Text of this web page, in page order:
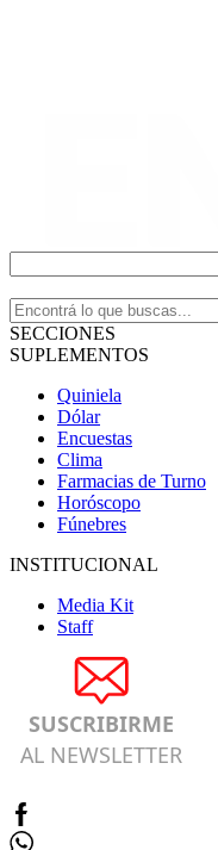
SECCIONES
SUPLEMENTOS
Quiniela
Dólar
Encuestas
Clima
Farmacias de Turno
Horóscopo
Fúnebres
INSTITUCIONAL
Media Kit
Staff
SUSCRIBIRME
AL NEWSLETTER